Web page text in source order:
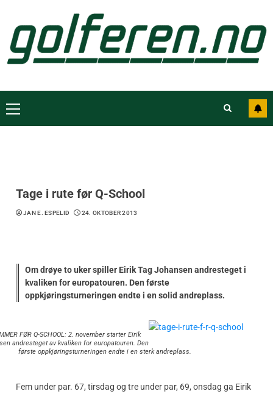
Tage i rute før Q-School
JAN E. ESPELID 24. OKTOBER 2013
Om drøye to uker spiller Eirik Tag Johansen andresteget i
kvaliken for europatouren. Den første
oppkjøringsturneringen endte i en solid andreplass.
FØR Q-SCHOOL: 2. november starter Eirik
andresteget av kvaliken for europatouren. Den
første oppkjøringsturneringen endte i en sterk andreplass.
Fem under par. 67, tirsdag og tre under par, 69, onsdag ga Eirik